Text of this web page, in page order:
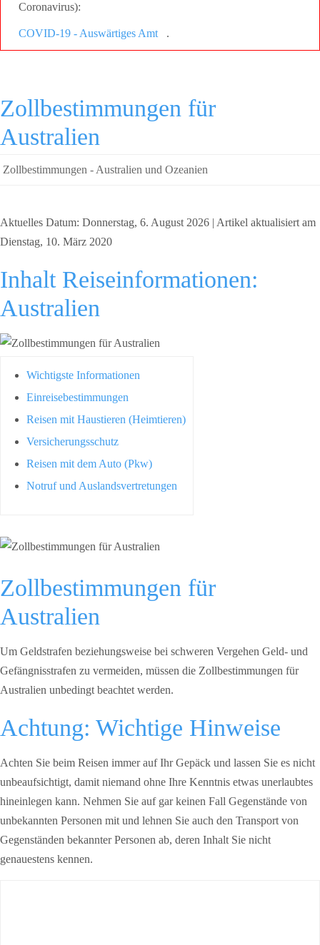
Coronavirus):
COVID-19 - Auswärtiges Amt .
Zollbestimmungen für
Australien
Zollbestimmungen - Australien und Ozeanien
Aktuelles Datum: Donnerstag, 6. August 2026 | Artikel aktualisiert am
Dienstag, 10. März 2020
Inhalt Reiseinformationen:
Australien
Wichtigste Informationen
Einreisebestimmungen
Reisen mit Haustieren (Heimtieren)
Versicherungsschutz
Reisen mit dem Auto (Pkw)
Notruf und Auslandsvertretungen
Zollbestimmungen für
Australien
Um Geldstrafen beziehungsweise bei schweren Vergehen Geld- und
Gefängnisstrafen zu vermeiden, müssen die Zollbestimmungen für
Australien unbedingt beachtet werden.
Achtung: Wichtige Hinweise
Achten Sie beim Reisen immer auf Ihr Gepäck und lassen Sie es nicht
unbeaufsichtigt, damit niemand ohne Ihre Kenntnis etwas unerlaubtes
hineinlegen kann. Nehmen Sie auf gar keinen Fall Gegenstände von
unbekannten Personen mit und lehnen Sie auch den Transport von
Gegenständen bekannter Personen ab, deren Inhalt Sie nicht
genauestens kennen.